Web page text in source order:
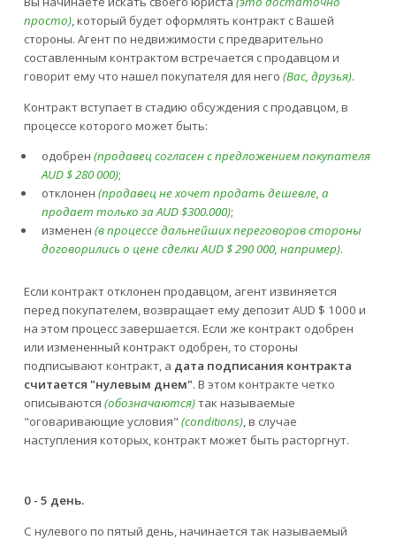
просто), который будет оформлять контракт с Вашей
стороны. Агент по недвижимости с предварительно
составленным контрактом встречается с продавцом и
говорит ему что нашел покупателя для него (Вас, друзья).
Контракт вступает в стадию обсуждения с продавцом, в
процессе которого может быть:
одобрен (продавец согласен с предложением покупателя
AUD $ 280 000);
отклонен (продавец не хочет продать дешевле, а
продает только за AUD $300.000);
изменен (в процессе дальнейших переговоров стороны
договорились о цене сделки AUD $ 290 000, например).
Если контракт отклонен продавцом, агент извиняется
перед покупателем, возвращает ему депозит AUD $ 1000 и
на этом процесс завершается. Если же контракт одобрен
или измененный контракт одобрен, то стороны
подписывают контракт, а дата подписания контракта
считается "нулевым днем". В этом контракте четко
описываются (обозначаются)так называемые
"оговаривающие условия" (conditions), в случае
наступления которых, контракт может быть расторгнут.
0 - 5 день.
С нулевого по пятый день, начинается так называемый